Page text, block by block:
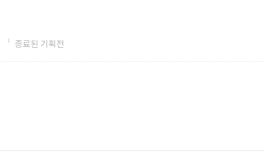
종료된 기획전